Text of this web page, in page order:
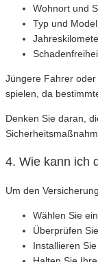
Wohnort und
Typ und
Jüngere Fahrer
spielen, da
Denken Sie daran,
4. Wie kann ich
Um den
Wählen Sie
Überprüfen
Installieren